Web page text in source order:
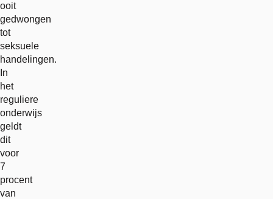
ooit
gedwongen
tot
seksuele
handelingen.
In
het
reguliere
onderwijs
geldt
dit
voor
7
procent
van